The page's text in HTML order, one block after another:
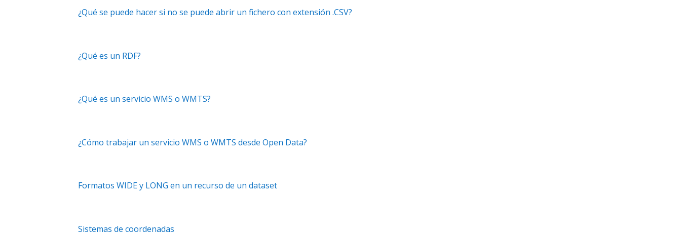
¿Qué se puede hacer si no se puede abrir un fichero con extensión .CSV?
¿Qué es un RDF?
¿Qué es un servicio WMS o WMTS?
¿Cómo trabajar un servicio WMS o WMTS desde Open Data?
Formatos WIDE y LONG en un recurso de un dataset
Sistemas de coordenadas